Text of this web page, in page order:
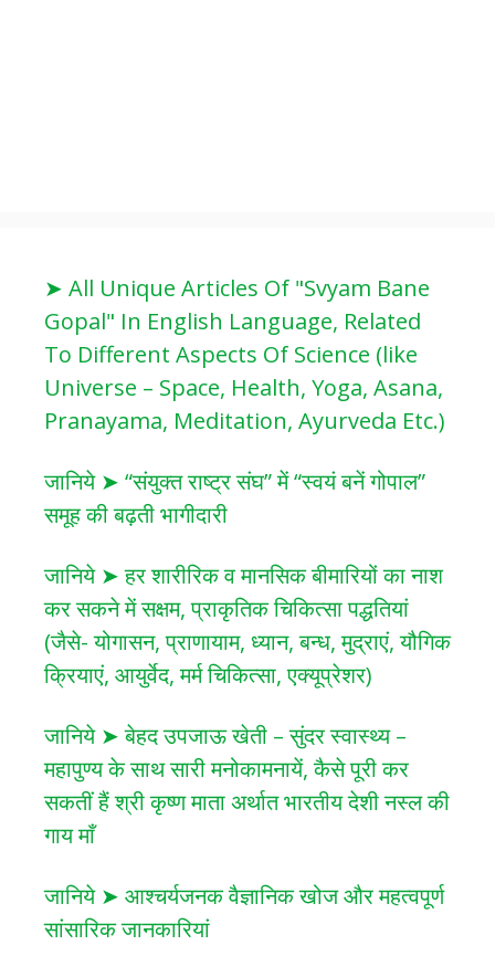
➤ All Unique Articles Of "Svyam Bane
Gopal" In English Language, Related
To Different Aspects Of Science (like
Universe – Space, Health, Yoga, Asana,
Pranayama, Meditation, Ayurveda Etc.)
जानिये ➤ “संयुक्त राष्ट्र संघ” में “स्वयं बनें गोपाल”
समूह की बढ़ती भागीदारी
जानिये ➤ हर शारीरिक व मानसिक बीमारियों का नाश
कर सकने में सक्षम, प्राकृतिक चिकित्सा पद्धतियां
(जैसे- योगासन, प्राणायाम, ध्यान, बन्ध, मुद्राएं, यौगिक
क्रियाएं, आयुर्वेद, मर्म चिकित्सा, एक्यूप्रेशर)
जानिये ➤ बेहद उपजाऊ खेती – सुंदर स्वास्थ्य –
महापुण्य के साथ सारी मनोकामनायें, कैसे पूरी कर
सकतीं हैं श्री कृष्ण माता अर्थात भारतीय देशी नस्ल की
गाय माँ
जानिये ➤ आश्चर्यजनक वैज्ञानिक खोज और महत्वपूर्ण
सांसारिक जानकारियां